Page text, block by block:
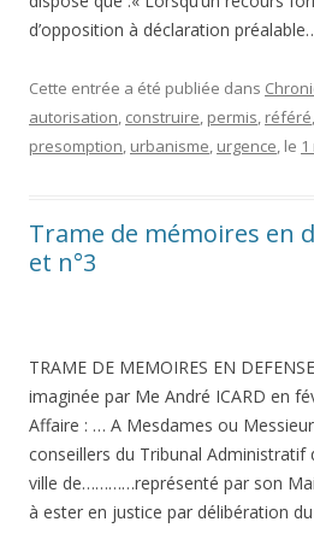
d’opposition à déclaration
Cette entrée a été publiée dans
autorisation, construire, permis, référé,
presomption, urbanisme, urgence, le
Trame de mémoires en
et n°3
TRAME DE MEMOIRES EN
imaginée par Me André ICARD en
Affaire : … A Mesdames ou
conseillers du Tribunal Administratif
ville de…………représenté par son
à ester en justice par délibération